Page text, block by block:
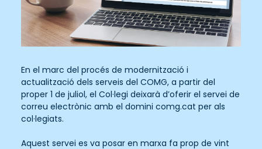
En el marc del procés de modernització i
actualització dels serveis del COMG, a partir del
proper 1 de juliol, el Col·legi deixarà d’oferir el servei de
correu electrònic amb el domini comg.cat per als
col·legiats.
Aquest servei es va posar en marxa fa prop de vint